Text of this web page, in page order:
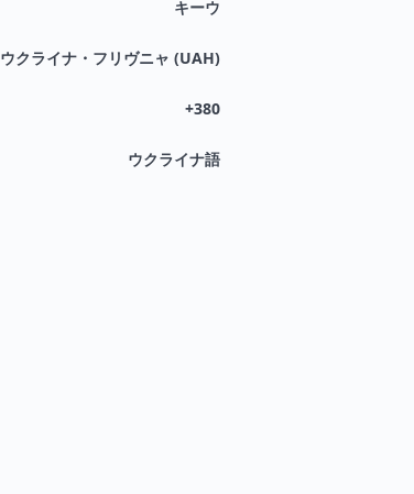
キーウ
ウクライナ・フリヴニャ (UAH)
+380
ウクライナ語